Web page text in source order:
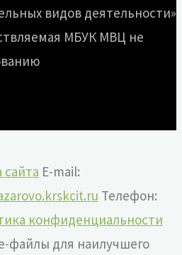
видов деятельности»
МБУК МВЦ не
сайта E-mail:
Телефон:
конфиденциальности
файлы для наилучшего